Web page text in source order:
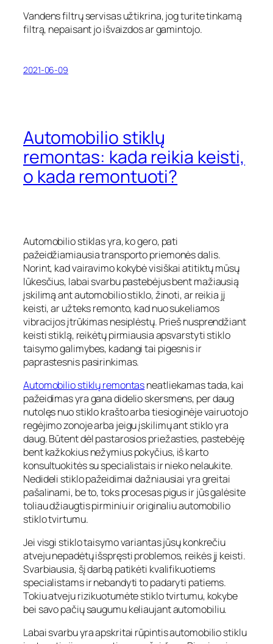
Vandens filtrų servisas užtikrina, jog turite tinkamą
filtrą, nepaisant jo išvaizdos ar gamintojo.
2021-06-09
Automobilio stiklų
remontas: kada reikia keisti,
o kada remontuoti?
Automobilio stiklas yra, ko gero, pati
pažeidžiamiausia transporto priemonės dalis.
Norint, kad vairavimo kokybė visiškai atitiktų mūsų
lūkesčius, labai svarbu pastebėjus bent mažiausią
įskilimą ant automobilio stiklo, žinoti, ar reikia jį
keisti, ar užteks remonto, kad nuo sukeliamos
vibracijos įtrūkimas nesiplėstų. Prieš nusprendžiant
keisti stiklą, reikėtų pirmiausia apsvarstyti stiklo
taisymo galimybes, kadangi tai pigesnis ir
paprastesnis pasirinkimas.
Automobilio stiklų remontasneatliekamas tada, kai
pažeidimas yra gana didelio skersmens, per daug
nutolęs nuo stiklo krašto arba tiesioginėje vairuotojo
regėjimo zonoje arba jeigu įskilimų ant stiklo yra
daug. Būtent dėl pastarosios priežasties, pastebėję
bent kažkokius nežymius pokyčius, iš karto
konsultuokitės su specialistais ir nieko nelaukite.
Nedideli stiklo pažeidimai dažniausiai yra greitai
pašalinami, be to, toks procesas pigus ir jūs galėsite
toliau džiaugtis pirminiu ir originaliu automobilio
stiklo tvirtumu.
Jei visgi stiklo taisymo variantas jūsų konkrečiu
atveju nepadėtų išspręsti problemos, reikės jį keisti.
Svarbiausia, šį darbą patikėti kvalifikuotiems
specialistams ir nebandyti to padaryti patiems.
Tokiu atveju rizikuotumėte stiklo tvirtumu, kokybe
bei savo pačių saugumu keliaujant automobiliu.
Labai svarbu yra apskritai rūpintis automobilio stiklu